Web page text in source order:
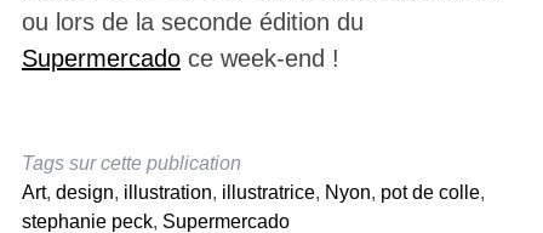
ou lors de la seconde édition du
Supermercadoce week-end !
Tags sur cette publication
Art, design, illustration, illustratrice, Nyon, pot de colle,
stephanie peck, Supermercado